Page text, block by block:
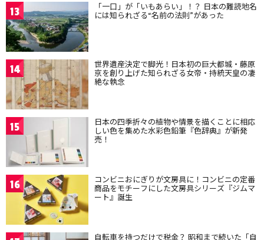
13 「一口」が「いもあらい」！？ 日本の難読地名
には知られざる“名前の法則”があった
14 世界遺産決定で脚光！日本初の巨大都城・藤原
京を創り上げた知られざる女帝・持統天皇の凄
絶な執念
15 日本の四季折々の植物や情景を描くことに相応
しい色を集めた水彩色鉛筆『色辞典』が新発
売！
16 コンビニおにぎりが文房具に！コンビニの定番
商品をモチーフにした文房具シリーズ『ジムマ
ート』誕生
自転車を持つだけで税金？ 昭和まで続いた「自